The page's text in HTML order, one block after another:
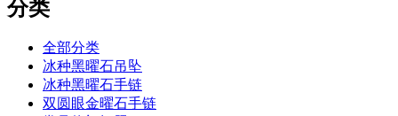
分类
全部分类
冰种黑曜石吊坠
冰种黑曜石手链
双圆眼金曜石手链